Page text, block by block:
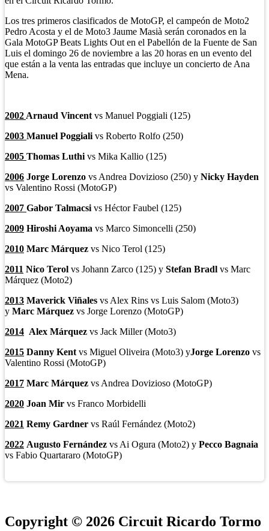
Los tres primeros clasificados de MotoGP, el campeón de Moto2
Pedro Acosta y el de Moto3 Jaume Masià serán coronados en la
Gala MotoGP Beats Lights Out en el Pabellón de la Fuente de San
Luis el domingo 26 de noviembre a las 20 horas en un evento del
que están a la venta las entradas que incluye un concierto de Ana
Mena.
2002 Arnaud Vincent vs Manuel Poggiali (125)
2003 Manuel Poggiali vs Roberto Rolfo (250)
2005 Thomas Luthi vs Mika Kallio (125)
2006 Jorge Lorenzo vs Andrea Dovizioso (250) y Nicky Hayden
vs Valentino Rossi (MotoGP)
2007 Gabor Talmacsi vs Héctor Faubel (125)
2009 Hiroshi Aoyama vs Marco Simoncelli (250)
2010 Marc Márquez vs Nico Terol (125)
2011 Nico Terol vs Johann Zarco (125) y Stefan Bradl vs Marc
Márquez (Moto2)
2013 Maverick Viñales vs Alex Rins vs Luis Salom (Moto3)
y Marc Márquez vs Jorge Lorenzo (MotoGP)
2014 Alex Márquez vs Jack Miller (Moto3)
2015 Danny Kent vs Miguel Oliveira (Moto3) yJorge Lorenzo vs
Valentino Rossi (MotoGP)
2017 Marc Márquez vs Andrea Dovizioso (MotoGP)
2020 Joan Mir vs Franco Morbidelli
2021 Remy Gardner vs Raúl Fernández (Moto2)
2022 Augusto Fernández vs Ai Ogura (Moto2) y Pecco Bagnaia
vs Fabio Quartararo (MotoGP)
Copyright © 2026 Circuit Ricardo Tormo